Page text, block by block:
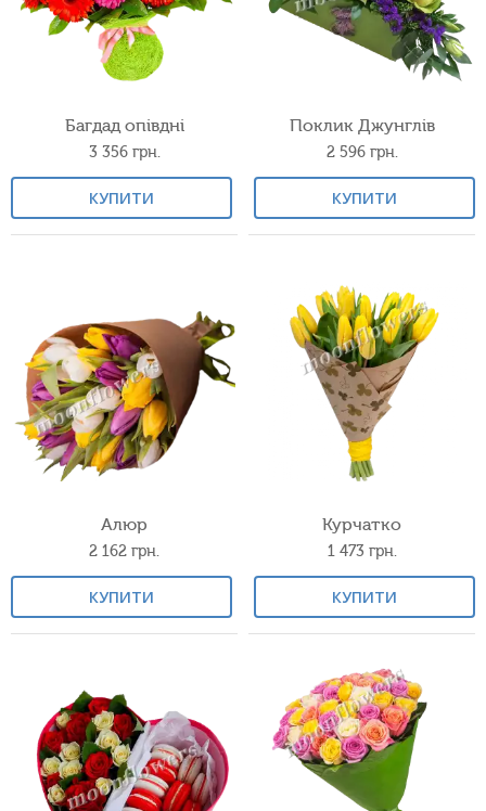
Багдад опівдні
3 356 грн.
КУПИТИ
Поклик Джунглів
2 596 грн.
КУПИТИ
Алюр
2 162 грн.
КУПИТИ
Курчатко
1 473 грн.
КУПИТИ